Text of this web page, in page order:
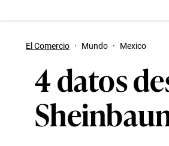
El Comercio · Mundo · Mexico
4 datos